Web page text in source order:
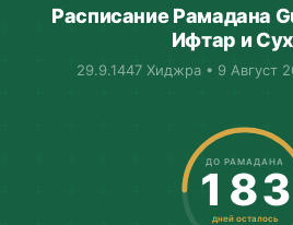
Расписание Рамадана
Ифтар и
29.9.1447 Хиджра • 9 Август
ДО РАМАДАНА
183
дней осталось